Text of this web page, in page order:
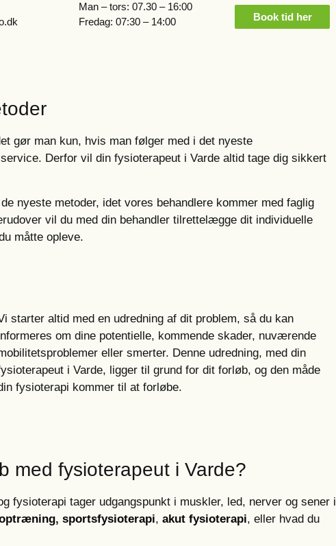
Man – tors: 07.30 – 16:00
Fredag: 07:30 – 14:00
Book tid her
gør man kun, hvis man følger med i det nyeste
Derfor vil din fysioterapeut i Varde altid tage dig sikkert
nyeste metoder, idet vores behandlere kommer med faglig
vil du med din behandler tilrettelægge dit individuelle
måtte opleve.
starter altid med en udredning af dit problem, så du kan
om dine potentielle, kommende skader, nuværende
eller smerter. Denne udredning, med din
i Varde, ligger til grund for dit forløb, og den måde
fysioterapi kommer til at forløbe.
med fysioterapeut i Varde?
fysioterapi tager udgangspunkt i muskler, led, nerver og sener i
, sportsfysioterapi, akut fysioterapi, eller hvad du